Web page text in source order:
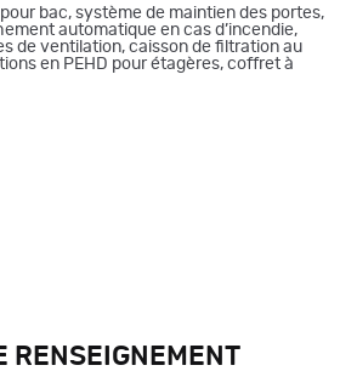
bac, système de maintien des portes,
automatique en cas d’incendie,
de ventilation, caisson de filtration au
en PEHD pour étagères, coffret à
RENSEIGNEMENT